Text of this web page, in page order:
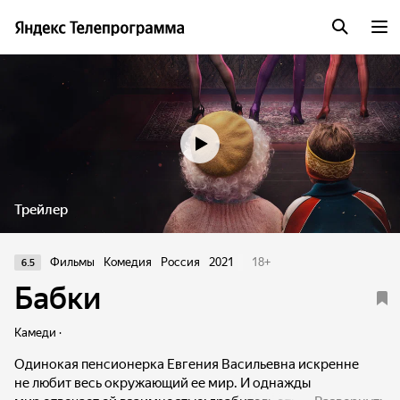
Трейлер
6.5 Фильмы Комедия Россия 2021 18+
Бабки
Камеди ·
Одинокая пенсионерка Евгения Васильевна искренне
не любит весь окружающий ее мир. И однажды